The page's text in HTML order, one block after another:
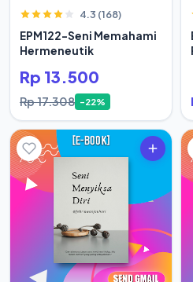
4.3 (168)
EPM122-Seni Memahami
Hermeneutik
Rp 13.500
Rp 17.308 -22%